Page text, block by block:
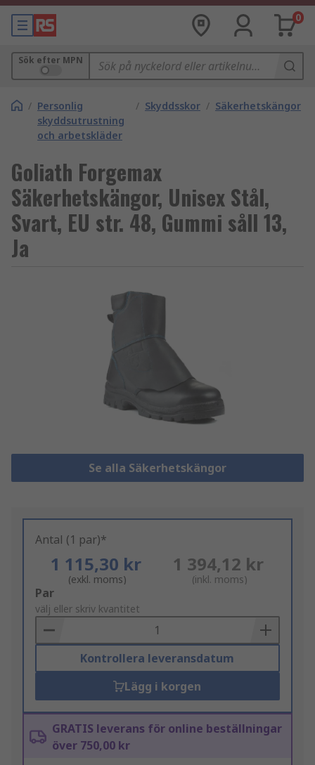
0
Sök efter MPN
/ Personlig
skyddsutrustning
och arbetskläder
/ Skyddsskor / Säkerhetskängor
Goliath Forgemax
Säkerhetskängor, Unisex Stål,
Svart, EU str. 48, Gummi såll 13,
Ja
Se alla Säkerhetskängor
Antal (1 par)*
1 115,30 kr
(exkl. moms)
1 394,12 kr
(inkl. moms)
Add
to
Basket
Par
välj eller skriv kvantitet
Kontrollera leveransdatum
Lägg i korgen
GRATIS leverans för online beställningar
över 750,00 kr